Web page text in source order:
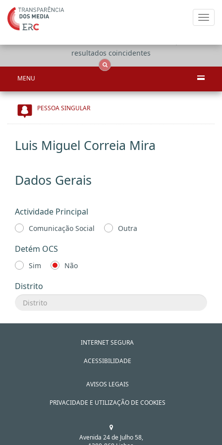
resultados coincidentes
MENU
PESSOA SINGULAR
Luis Miguel Correia Mira
Dados Gerais
Actividade Principal
Comunicação Social Outra
Detém OCS
Sim Não
Distrito
INTERNET SEGURA
ACESSIBILIDADE
AVISOS LEGAIS
PRIVACIDADE E UTILIZAÇÃO DE COOKIES
Avenida 24 de Julho 58,